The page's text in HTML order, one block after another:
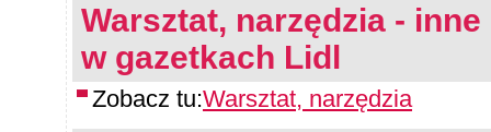
Warsztat, narzędzia -
w gazetkach Lidl
Zobacz tu:Warsztat, narzędzia